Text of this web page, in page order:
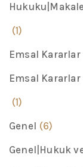
(1)
Emsal
Emsal
(1)
Genel (6)
Genel|Hukuk